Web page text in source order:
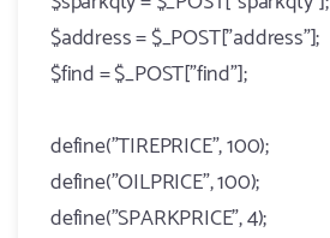
$address = $_POST["address"];
$find = $_POST["find"];
define("TIREPRICE", 100);
define("OILPRICE", 100);
define("SPARKPRICE", 4);